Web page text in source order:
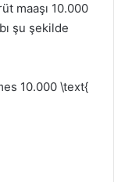
maaşı 10.000
şu şekilde
10.000 \text{